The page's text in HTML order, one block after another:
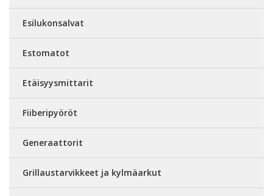
Esilukonsalvat
Estomatot
Etäisyysmittarit
Fiiberipyöröt
Generaattorit
Grillaustarvikkeet ja kylmäarkut